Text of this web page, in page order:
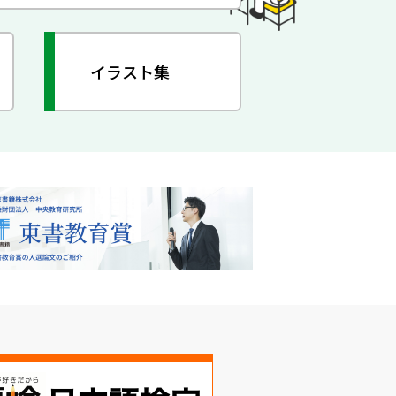
イラスト集